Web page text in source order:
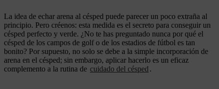
La idea de echar arena al césped puede parecer un poco extraña al
principio. Pero créenos: esta medida es el secreto para conseguir un
césped perfecto y verde. ¿No te has preguntado nunca por qué el
césped de los campos de golf o de los estadios de fútbol es tan
bonito? Por supuesto, no solo se debe a la simple incorporación de
arena en el césped; sin embargo, aplicar hacerlo es un eficaz
complemento a la rutina de cuidado del césped .